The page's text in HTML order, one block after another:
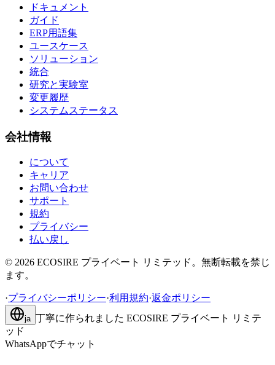
ドキュメント
ガイド
ERP用語集
ユースケース
ソリューション
統合
研究と実験室
変更履歴
システムステータス
会社情報
について
キャリア
お問い合わせ
サポート
規約
プライバシー
払い戻し
© 2026 ECOSIRE プライベート リミテッド。無断転載を禁じ
ます。
·プライバシーポリシー·利用規約·返金ポリシー
ja 丁寧に作られました ECOSIRE プライベート リミテ
ッド
WhatsAppでチャット